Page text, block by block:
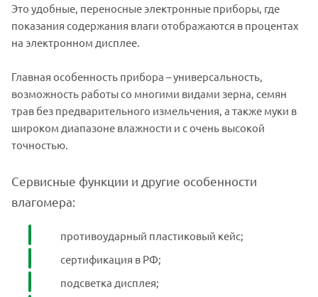
Это удобные, переносные электронные приборы, где
показания содержания влаги отображаются в процентах
на электронном дисплее.
Главная особенность прибора – универсальность,
возможность работы со многими видами зерна, семян
трав без предварительного измельчения, а также муки в
широком диапазоне влажности и с очень высокой
точностью.
Сервисные функции и другие особенности
влагомера:
противоударный пластиковый кейс;
сертификация в РФ;
подсветка дисплея;